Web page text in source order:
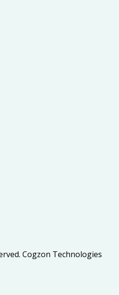
Cogzon Technologies